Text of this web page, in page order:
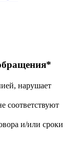
нарушает
соответствуют
и/или сроки